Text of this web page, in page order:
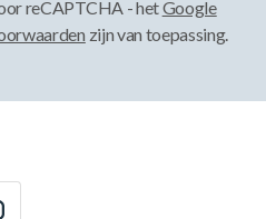
reCAPTCHA - hetGoogle
zijn van toepassing.